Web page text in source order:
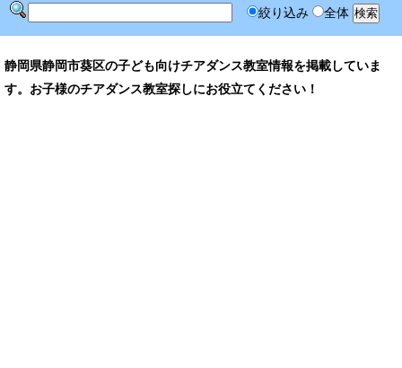
絞り込み 全体
静岡県静岡市葵区の子ども向けチアダンス教室情報を掲載していま
す。お子様のチアダンス教室探しにお役立てください！